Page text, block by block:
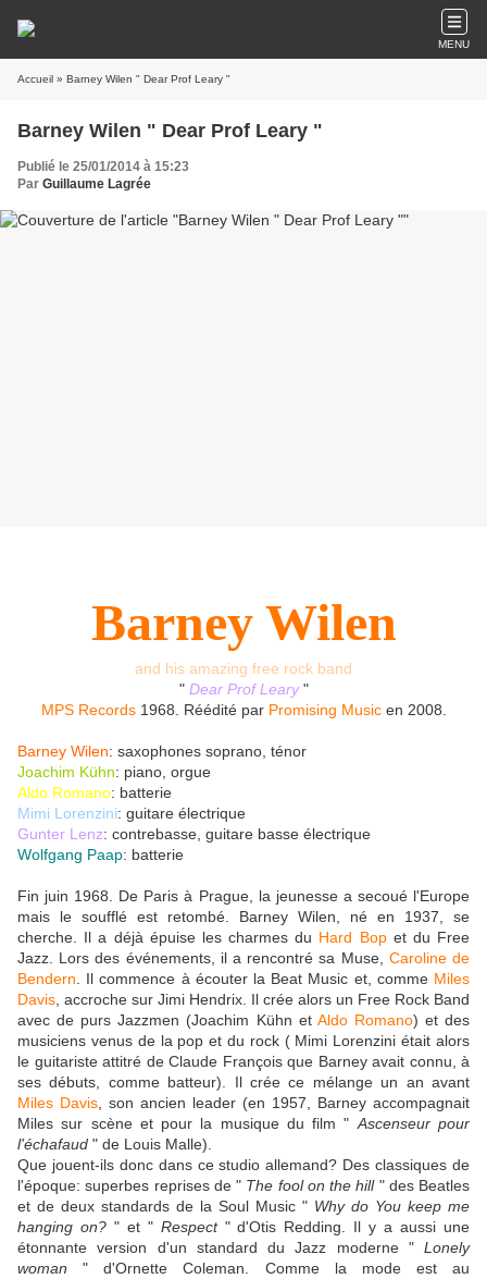
MENU
Accueil » Barney Wilen " Dear Prof Leary "
Barney Wilen " Dear Prof Leary "
Publié le 25/01/2014 à 15:23
Par Guillaume Lagrée
Barney Wilen
and his amazing free rock band
" Dear Prof Leary"
MPS Records1968. Réédité par Promising Musicen 2008.
Barney Wilen: saxophones soprano, ténor
Joachim Kühn: piano, orgue
Aldo Romano: batterie
Mimi Lorenzini: guitare électrique
Gunter Lenz: contrebasse, guitare basse électrique
Wolfgang Paap: batterie
Fin juin 1968. De Paris à Prague, la jeunesse a secoué l'Europe
mais le soufflé est retombé. Barney Wilen, né en 1937, se
cherche. Il a déjà épuise les charmes du Hard Bopet du Free
Jazz. Lors des événements, il a rencontré sa Muse, Caroline de
Bendern . Il commence à écouter la Beat Music et, comme Miles
Davis , accroche sur Jimi Hendrix. Il crée alors un Free Rock Band
avec de purs Jazzmen (Joachim Kühn et Aldo Romano) et des
musiciens venus de la pop et du rock ( Mimi Lorenzini était alors
le guitariste attitré de Claude François que Barney avait connu, à
ses débuts, comme batteur). Il crée ce mélange un an avant
Miles Davis , son ancien leader (en 1957, Barney accompagnait
Miles sur scène et pour la musique du film " Ascenseur pour
l'échafaud " de Louis Malle).
Que jouent-ils donc dans ce studio allemand? Des classiques de
l'époque: superbes reprises de " The fool on the hill" des Beatles
et de deux standards de la Soul Music " Why do You keep me
hanging on?" et " Respect" d'Otis Redding. Il y a aussi une
étonnante version d'un standard du Jazz moderne " Lonely
woman " d'Ornette Coleman. Comme la mode est au